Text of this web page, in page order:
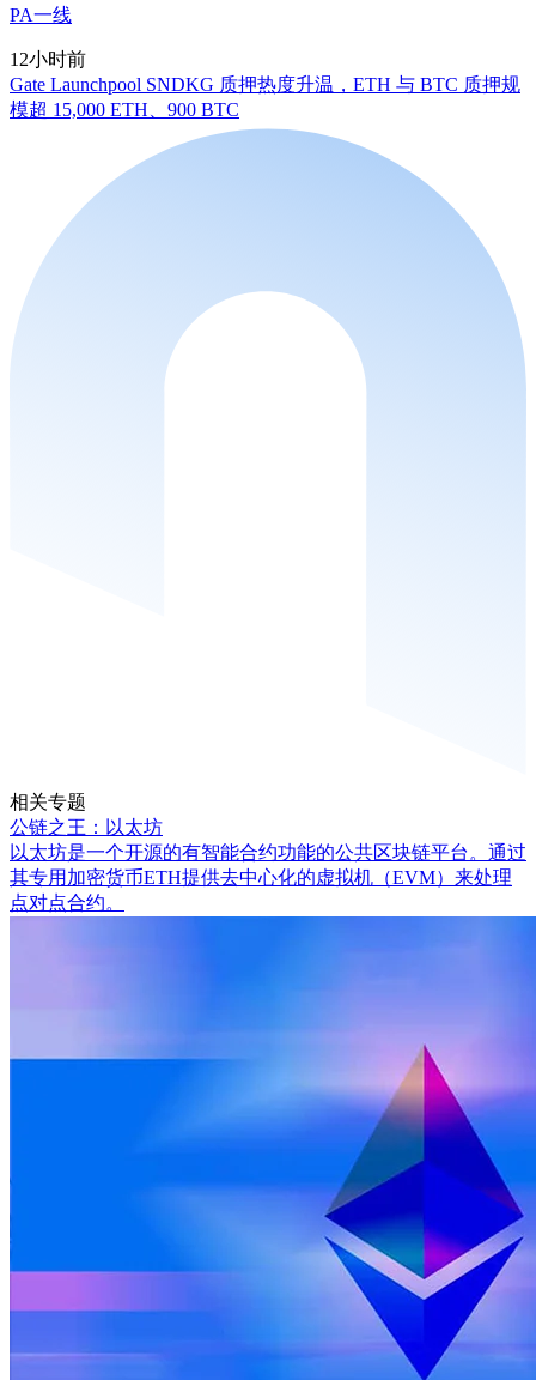
PA一线
12小时前
Gate Launchpool SNDKG 质押热度升温，ETH 与 BTC 质押规
模超 15,000 ETH、900 BTC
相关专题
公链之王：以太坊
以太坊是一个开源的有智能合约功能的公共区块链平台。通过
其专用加密货币ETH提供去中心化的虚拟机（EVM）来处理
点对点合约。